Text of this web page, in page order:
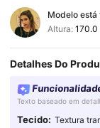
Modelo está
Altura: 170.0
Detalhes Do
Texto baseado em
Tecido: Textura